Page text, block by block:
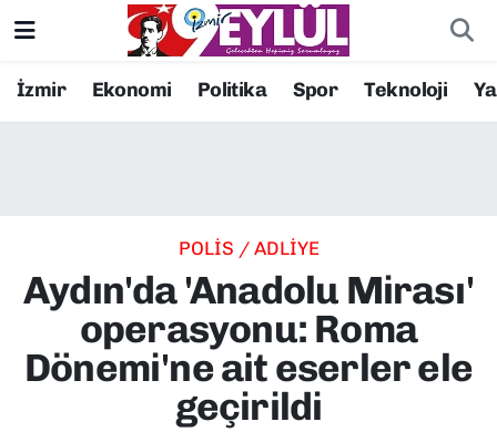
İzmir Ekonomi Politika Spor Teknoloji
POLİS / ADLİYE
Aydın'da 'Anadolu Mirası'
operasyonu: Roma
Dönemi'ne ait eserler ele
geçirildi
Resmi İlanlar
EKONOMİ
KÜLTÜR SANAT
Konak Nöbetçi Eczaneler
Süper Lig Puan Durumu ve Fikstür
Tüm Manşetler
Son Dakika Haberleri